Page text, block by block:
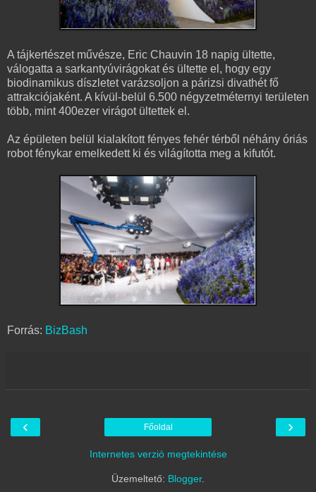
A tájkertészet művésze, Eric Chauvin 18 napig ültette,
válogatta a sarkantyúvirágokat és ültette el, hogy egy
biodinamikus díszletet varázsoljon a párizsi divathét fő
attrakciójaként. A kívül-belül 6.500 négyzetméternyi területen
több, mint 400ezer virágot ültettek el.
Az épületen belül kialakított fényes fehér térből néhány óriás
robot fénykar emelkedett ki és világította meg a kifutót.
Forrás: BizBash
‹ ›
Főoldal
Internetes verzió megtekintése
Üzemeltető: Blogger.